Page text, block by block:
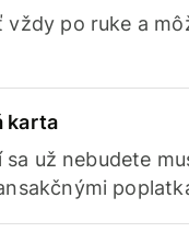
vždy po ruke a
karta
už nebudete